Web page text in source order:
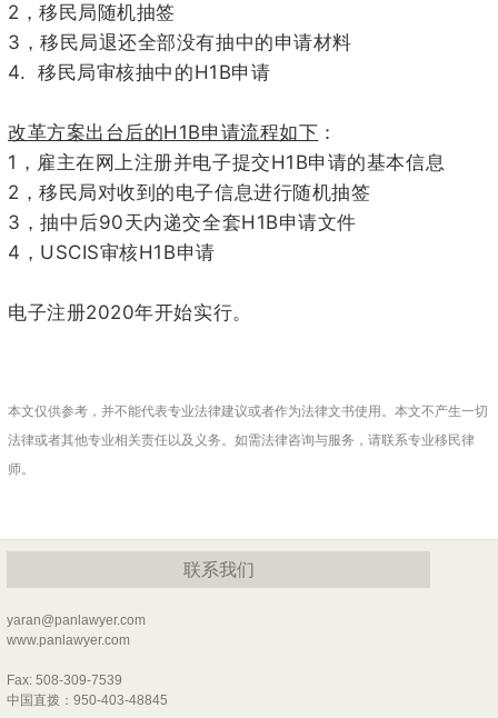
2 ，移民局随机抽签
3 ，移民局退还全部没有抽中的申请材料
4. 移民局审核抽中的H1B申请
改革方案出台后的H1B申请流程如下 ：
1 ，雇主在网上注册并电子提交H1B申请的基本信息
2 ，移民局对收到的电子信息进行随机抽签
3 ，抽中后90天内递交全套H1B申请文件
4 ， USCIS审核H1B申请
电子注册2020年开始实行。
本文仅供参考，并不能代表专业法律建议或者作为法律文书使用。本文不产生一切
法律或者其他专业相关责任以及义务。如需法律咨询与服务，请联系专业移民律
师。
联系我们
yaran@panlawyer.com
www.panlawyer.com
Fax: 508-309-7539
中国直拨：950-403-48845